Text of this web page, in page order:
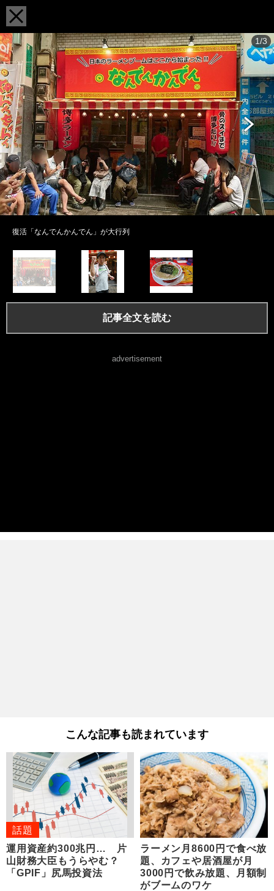
1/3
復活「なんでんかんでん」が大行列
記事全文を読む
advertisement
こんな記事も読まれています
話題
運用資産約300兆円… 片
山財務大臣もうらやむ？
「GPIF」尻馬投資法
ラーメン月8600円で食べ放
題、カフェや居酒屋が月
3000円で飲み放題、月額制
がブームのワケ